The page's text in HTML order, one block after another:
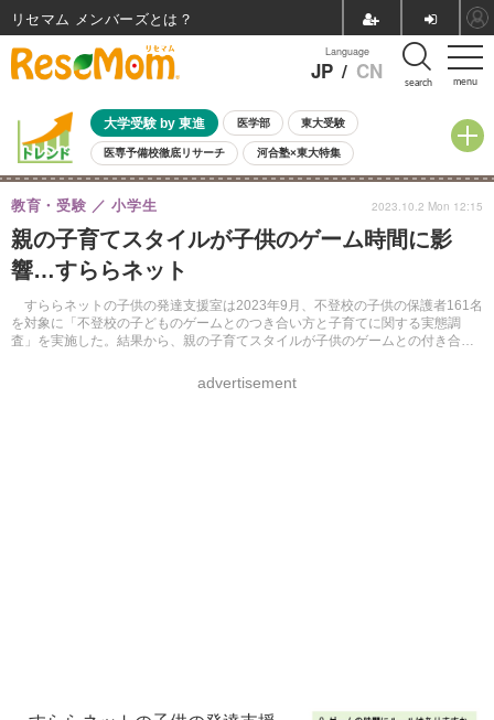
menu
Language
JP / CN search
大学受験 by 東進 医学部 東大受験
医専予備校徹底リサーチ 河合塾×東大特集
親子で考える大学選び 高校受験 中学受験 小学校受験
共通テスト 夏休み
8月開催イベント・WS 全国公立高校 過去問 人気記事
自由研究教材（小学生向け）
親の子育てスタイルが子供のゲーム時間に影
響…すららネット
すららネットの子供の発達支援室は2023年9月、不登校の子供の保護者161名
を対象に「不登校の子どものゲームとのつき合い方と子育てに関する実態調
査」を実施した。結果から、親の子育てスタイルが子供のゲームとの付き合い
教育・受験 小学生
advertisement
2023.10.2 Mon 12:15
リセマム メンバーズ